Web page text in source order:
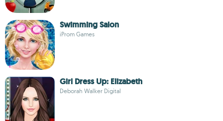
Swimming Salon
iProm Games
Girl Dress Up: Elizabeth
Deborah Walker Digital